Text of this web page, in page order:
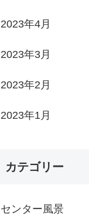
2023年4月
2023年3月
2023年2月
2023年1月
カテゴリー
センター風景